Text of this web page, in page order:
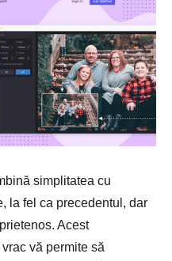
simplitatea cu
la fel ca precedentul, dar
Acest
vă permite să